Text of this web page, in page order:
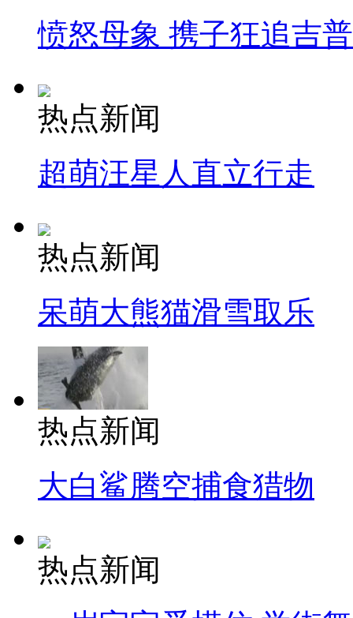
愤怒母象 携子狂追吉
热点新闻
超萌汪星人直立行走
热点新闻
呆萌大熊猫滑雪取乐
热点新闻
大白鲨腾空捕食猎物
热点新闻